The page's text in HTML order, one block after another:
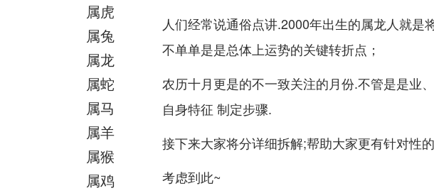
属虎
属兔
属龙
属蛇
属马
属羊
属猴
属鸡
人们经常说通俗点讲.2000年出生的属龙人就是
不单单是是总体上运势的关键转折点；
农历十月更是的不一致关注的月份.不管是是业
自身特征 制定步骤.
接下来大家将分详细拆解;帮助大家更有针对性
考虑到此~